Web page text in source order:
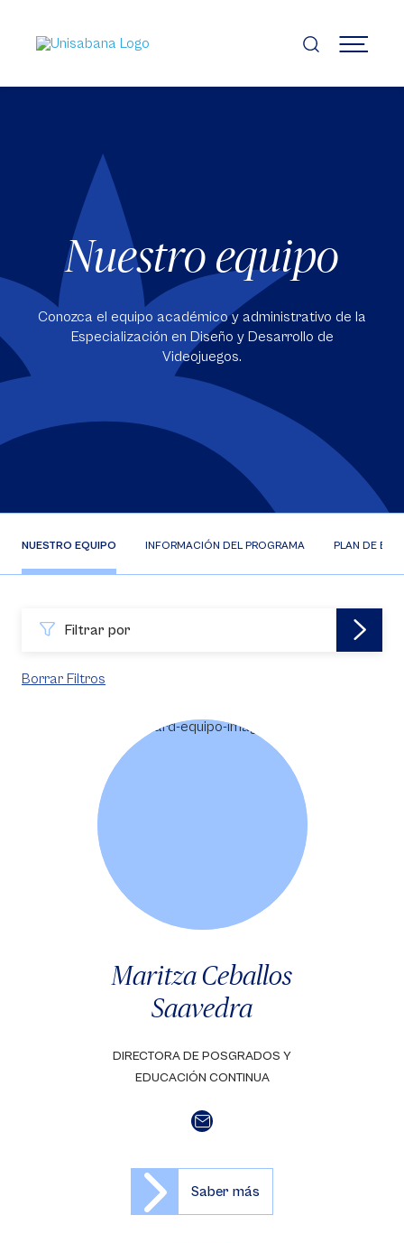
contenido
principal
MENÚ
Nuestro equipo
Conozca el equipo académico y administrativo de la
Especialización en Diseño y Desarrollo de
Videojuegos.
NUESTRO EQUIPO INFORMACIÓN DEL PROGRAMA PLAN DE
Filtrar por
Borrar Filtros
Maritza Ceballos
Saavedra
DIRECTORA DE POSGRADOS Y
EDUCACIÓN CONTINUA
Saber más